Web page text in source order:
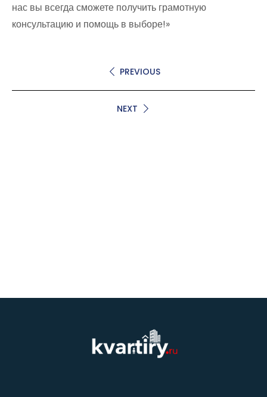
нас вы всегда сможете получить грамотную
консультацию и помощь в выборе!»
PREVIOUS
NEXT